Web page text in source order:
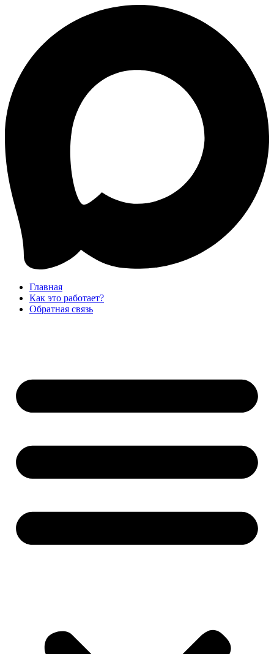
Главная
Как это работает?
Обратная связь